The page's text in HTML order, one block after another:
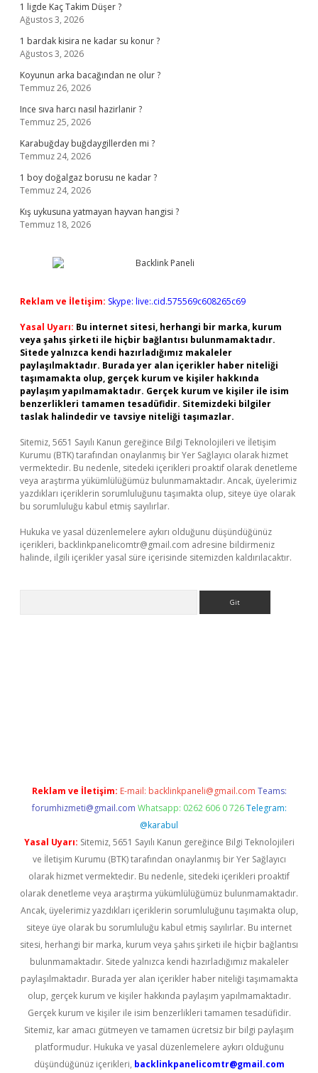
1 ligde Kaç Takim Düşer ?
Ağustos 3, 2026
1 bardak kisira ne kadar su konur ?
Ağustos 3, 2026
Koyunun arka bacağından ne olur ?
Temmuz 26, 2026
Ince sıva harcı nasıl hazirlanir ?
Temmuz 25, 2026
Karabuğday buğdaygillerden mi ?
Temmuz 24, 2026
1 boy doğalgaz borusu ne kadar ?
Temmuz 24, 2026
Kış uykusuna yatmayan hayvan hangisi ?
Temmuz 18, 2026
Reklam ve İletişim: Skype: live:.cid.575569c608265c69
Yasal Uyarı: Bu internet sitesi, herhangi bir marka, kurum
veya şahıs şirketi ile hiçbir bağlantısı bulunmamaktadır.
Sitede yalnızca kendi hazırladığımız makaleler
paylaşılmaktadır. Burada yer alan içerikler haber niteliği
taşımamakta olup, gerçek kurum ve kişiler hakkında
paylaşım yapılmamaktadır. Gerçek kurum ve kişiler ile isim
benzerlikleri tamamen tesadüfidir. Sitemizdeki bilgiler
taslak halindedir ve tavsiye niteliği taşımazlar.
Sitemiz, 5651 Sayılı Kanun gereğince Bilgi Teknolojileri ve İletişim
Kurumu (BTK) tarafından onaylanmış bir Yer Sağlayıcı olarak hizmet
vermektedir. Bu nedenle, sitedeki içerikleri proaktif olarak denetleme
veya araştırma yükümlülüğümüz bulunmamaktadır. Ancak, üyelerimiz
yazdıkları içeriklerin sorumluluğunu taşımakta olup, siteye üye olarak
bu sorumluluğu kabul etmiş sayılırlar.
Hukuka ve yasal düzenlemelere aykırı olduğunu düşündüğünüz
içerikleri, backlinkpanelicomtr@gmail.com adresine bildirmeniz
halinde, ilgili içerikler yasal süre içerisinde sitemizden kaldırılacaktır.
Reklam ve İletişim: E-mail: backlinkpaneli@gmail.com Teams:
forumhizmeti@gmail.com Whatsapp: 0262 606 0 726 Telegram:
@karabul
Yasal Uyarı: Sitemiz, 5651 Sayılı Kanun gereğince Bilgi Teknolojileri
ve İletişim Kurumu (BTK) tarafından onaylanmış bir Yer Sağlayıcı
olarak hizmet vermektedir. Bu nedenle, sitedeki içerikleri proaktif
olarak denetleme veya araştırma yükümlülüğümüz bulunmamaktadır.
Ancak, üyelerimiz yazdıkları içeriklerin sorumluluğunu taşımakta olup,
siteye üye olarak bu sorumluluğu kabul etmiş sayılırlar. Bu internet
sitesi, herhangi bir marka, kurum veya şahıs şirketi ile hiçbir bağlantısı
bulunmamaktadır. Sitede yalnızca kendi hazırladığımız makaleler
paylaşılmaktadır. Burada yer alan içerikler haber niteliği taşımamakta
olup, gerçek kurum ve kişiler hakkında paylaşım yapılmamaktadır.
Gerçek kurum ve kişiler ile isim benzerlikleri tamamen tesadüfidir.
Sitemiz, kar amacı gütmeyen ve tamamen ücretsiz bir bilgi paylaşım
platformudur. Hukuka ve yasal düzenlemelere aykırı olduğunu
düşündüğünüz içerikleri, backlinkpanelicomtr@gmail.com